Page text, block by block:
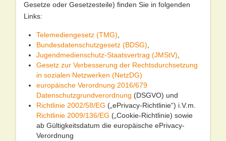
Gesetze oder Gesetzesteile) finden Sie in folgenden
Links:
Telemediengesetz (TMG)
Bundesdatenschutzgesetz (BDSG)
Jugendmedienschutz-Staatsvertrag (JMStV)
Gesetz zur Verbesserung der Rechtsdurchsetzung
in sozialen Netzwerken (NetzDG)
europäische Verordnung 2016/679
Datenschutzgrundverordnung (DSGVO) und
Richtlinie 2002/58/EG („ePrivacy-Richtlinie“) i.V.m.
Richtlinie 2009/136/EG („Cookie-Richtlinie) sowie
ab Gültigkeitsdatum die europäische ePrivacy-
Verordnung